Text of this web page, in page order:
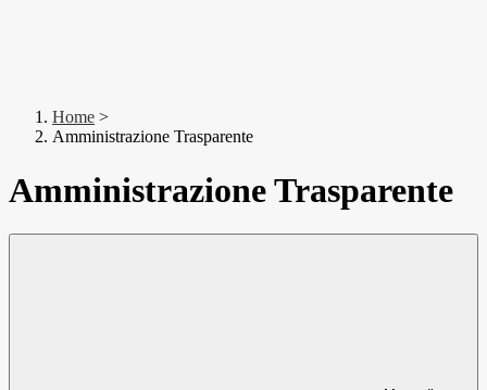
Home >
Amministrazione Trasparente
Amministrazione Trasparente